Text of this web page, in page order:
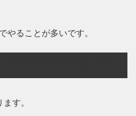
やることが多いです。
す。